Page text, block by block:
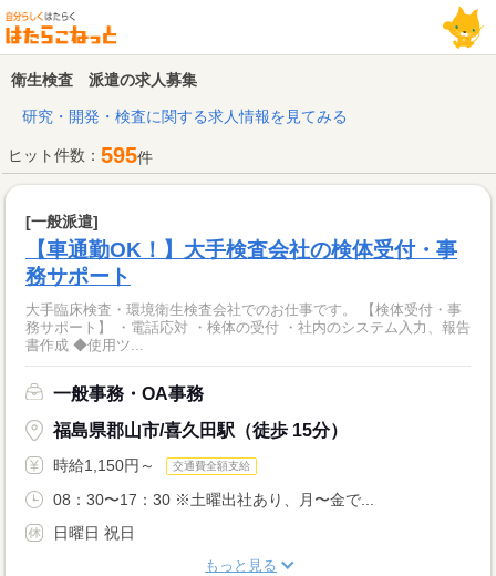
衛生検査 派遣の求人募集
研究・開発・検査に関する求人情報を見てみる
ヒット件数： 595件
[一般派遣]
【車通勤OK！】大手検査会社の検体受付・事
務サポート
大手臨床検査・環境衛生検査会社でのお仕事です。 【検体受付・事
務サポート】 ・電話応対 ・検体の受付 ・社内のシステム入力、報告
書作成 ◆使用ツ...
一般事務・OA事務
福島県郡山市/喜久田駅（徒歩 15分）
時給1,150円～ 交通費全額支給
08：30〜17：30 ※土曜出社あり、月〜金で...
日曜日 祝日
もっと見る